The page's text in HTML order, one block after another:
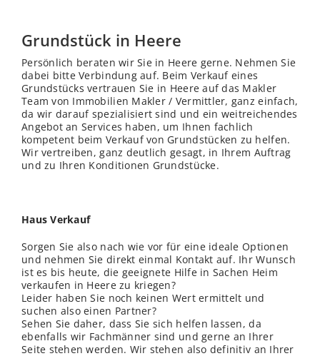
Grundstück in Heere
Persönlich beraten wir Sie in Heere gerne. Nehmen Sie
dabei bitte Verbindung auf. Beim Verkauf eines
Grundstücks vertrauen Sie in Heere auf das Makler
Team von Immobilien Makler / Vermittler, ganz einfach,
da wir darauf spezialisiert sind und ein weitreichendes
Angebot an Services haben, um Ihnen fachlich
kompetent beim Verkauf von Grundstücken zu helfen.
Wir vertreiben, ganz deutlich gesagt, in Ihrem Auftrag
und zu Ihren Konditionen Grundstücke.
Haus Verkauf
Sorgen Sie also nach wie vor für eine ideale Optionen
und nehmen Sie direkt einmal Kontakt auf. Ihr Wunsch
ist es bis heute, die geeignete Hilfe in Sachen Heim
verkaufen in Heere zu kriegen?
Leider haben Sie noch keinen Wert ermittelt und
suchen also einen Partner?
Sehen Sie daher, dass Sie sich helfen lassen, da
ebenfalls wir Fachmänner sind und gerne an Ihrer
Seite stehen werden. Wir stehen also definitiv an Ihrer